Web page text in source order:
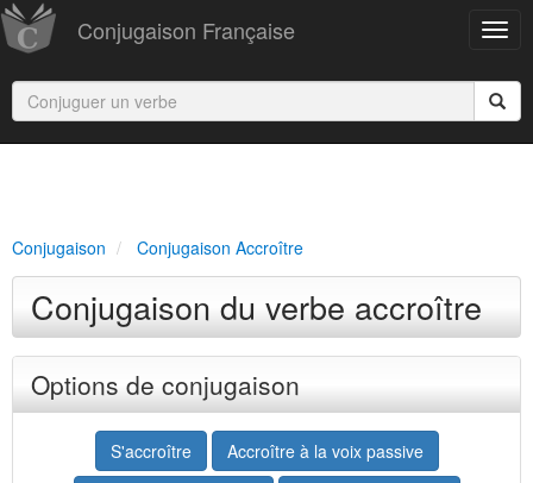
Conjugaison Française
Conjugaison Conjugaison Accroître
Conjugaison du verbe accroître
Options de conjugaison
S'accroître
Accroître à la voix passive